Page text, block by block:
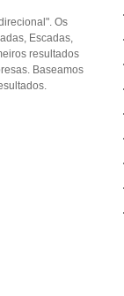
Os
Escadas,
resultados
Baseamos